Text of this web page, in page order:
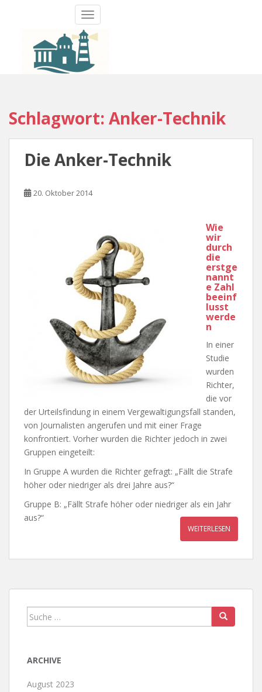
TOGGLE NAVIGATION
Schlagwort: Anker-Technik
Die Anker-Technik
20. Oktober 2014
Wie
wir
durch
die
erstge
nannt
e Zahl
beeinf
lusst
werde
n
In einer
Studie
wurden
Richter,
die vor
der Urteilsfindung in einem Vergewaltigungsfall standen,
von Journalisten angerufen und mit einer Frage
konfrontiert. Vorher wurden die Richter jedoch in zwei
Gruppen eingeteilt:
In Gruppe A wurden die Richter gefragt: „Fällt die Strafe
höher oder niedriger als drei Jahre aus?“
Gruppe B: „Fällt Strafe höher oder niedriger als ein Jahr
aus?“
WEITERLESEN
Suche
nach:
ARCHIVE
August 2023